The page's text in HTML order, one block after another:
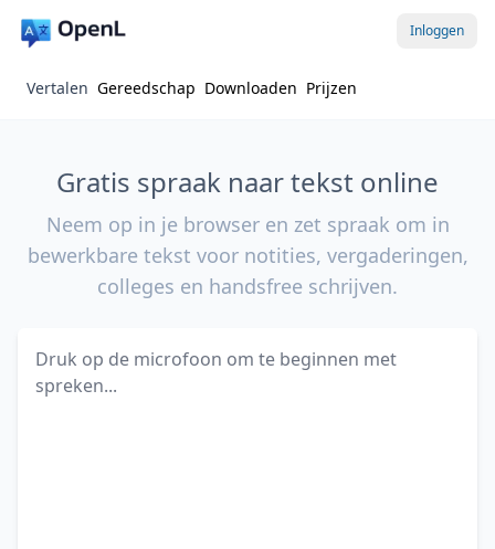
Inloggen
Vertalen Gereedschap Downloaden Prijzen
Gratis spraak naar tekst online
Neem op in je browser en zet spraak om in
bewerkbare tekst voor notities, vergaderingen,
colleges en handsfree schrijven.